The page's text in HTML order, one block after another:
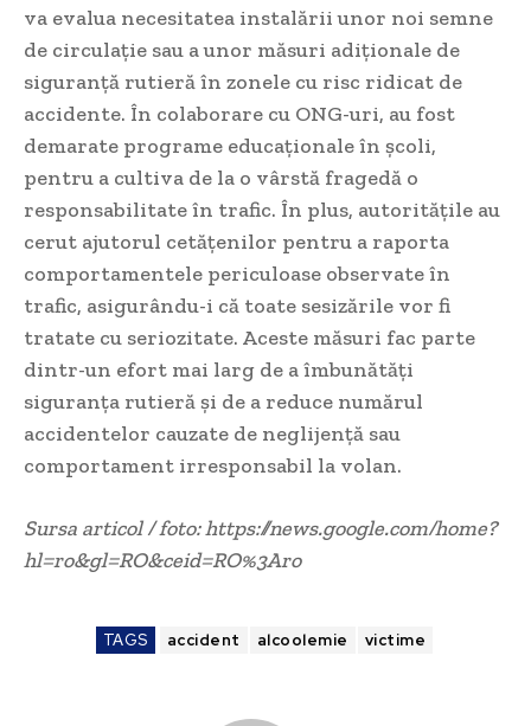
va evalua necesitatea instalării unor noi semne
de circulație sau a unor măsuri adiționale de
siguranță rutieră în zonele cu risc ridicat de
accidente. În colaborare cu ONG-uri, au fost
demarate programe educaționale în școli,
pentru a cultiva de la o vârstă fragedă o
responsabilitate în trafic. În plus, autoritățile au
cerut ajutorul cetățenilor pentru a raporta
comportamentele periculoase observate în
trafic, asigurându-i că toate sesizările vor fi
tratate cu seriozitate. Aceste măsuri fac parte
dintr-un efort mai larg de a îmbunătăți
siguranța rutieră și de a reduce numărul
accidentelor cauzate de neglijență sau
comportament irresponsabil la volan.
Sursa articol / foto: https://news.google.com/home?
hl=ro&gl=RO&ceid=RO%3Aro
TAGS accident alcoolemie victime